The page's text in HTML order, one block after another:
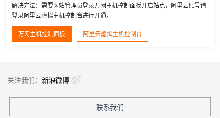
解决方法：需要网站管理员登录万网主机控制面板开启站点，阿里云账号请
登录阿里云虚拟主机控制台进行开通。
万网主机控制面板 阿里云虚拟主机控制台